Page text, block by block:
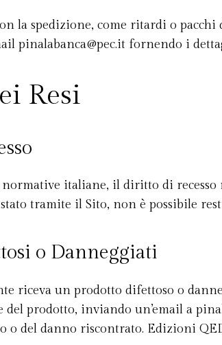
la spedizione, come ritardi o
pinalabanca@pec.it fornendo i
Resi
italiane, il diritto di
tramite il Sito, non è possibile
o Danneggiati
riceva un prodotto difettoso o
prodotto, inviando un’email a
o del danno riscontrato. Edizioni